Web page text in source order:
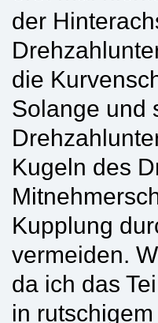
der
die
Solange und
Kugeln des
Kupplung
vermeiden.
da ich das
in